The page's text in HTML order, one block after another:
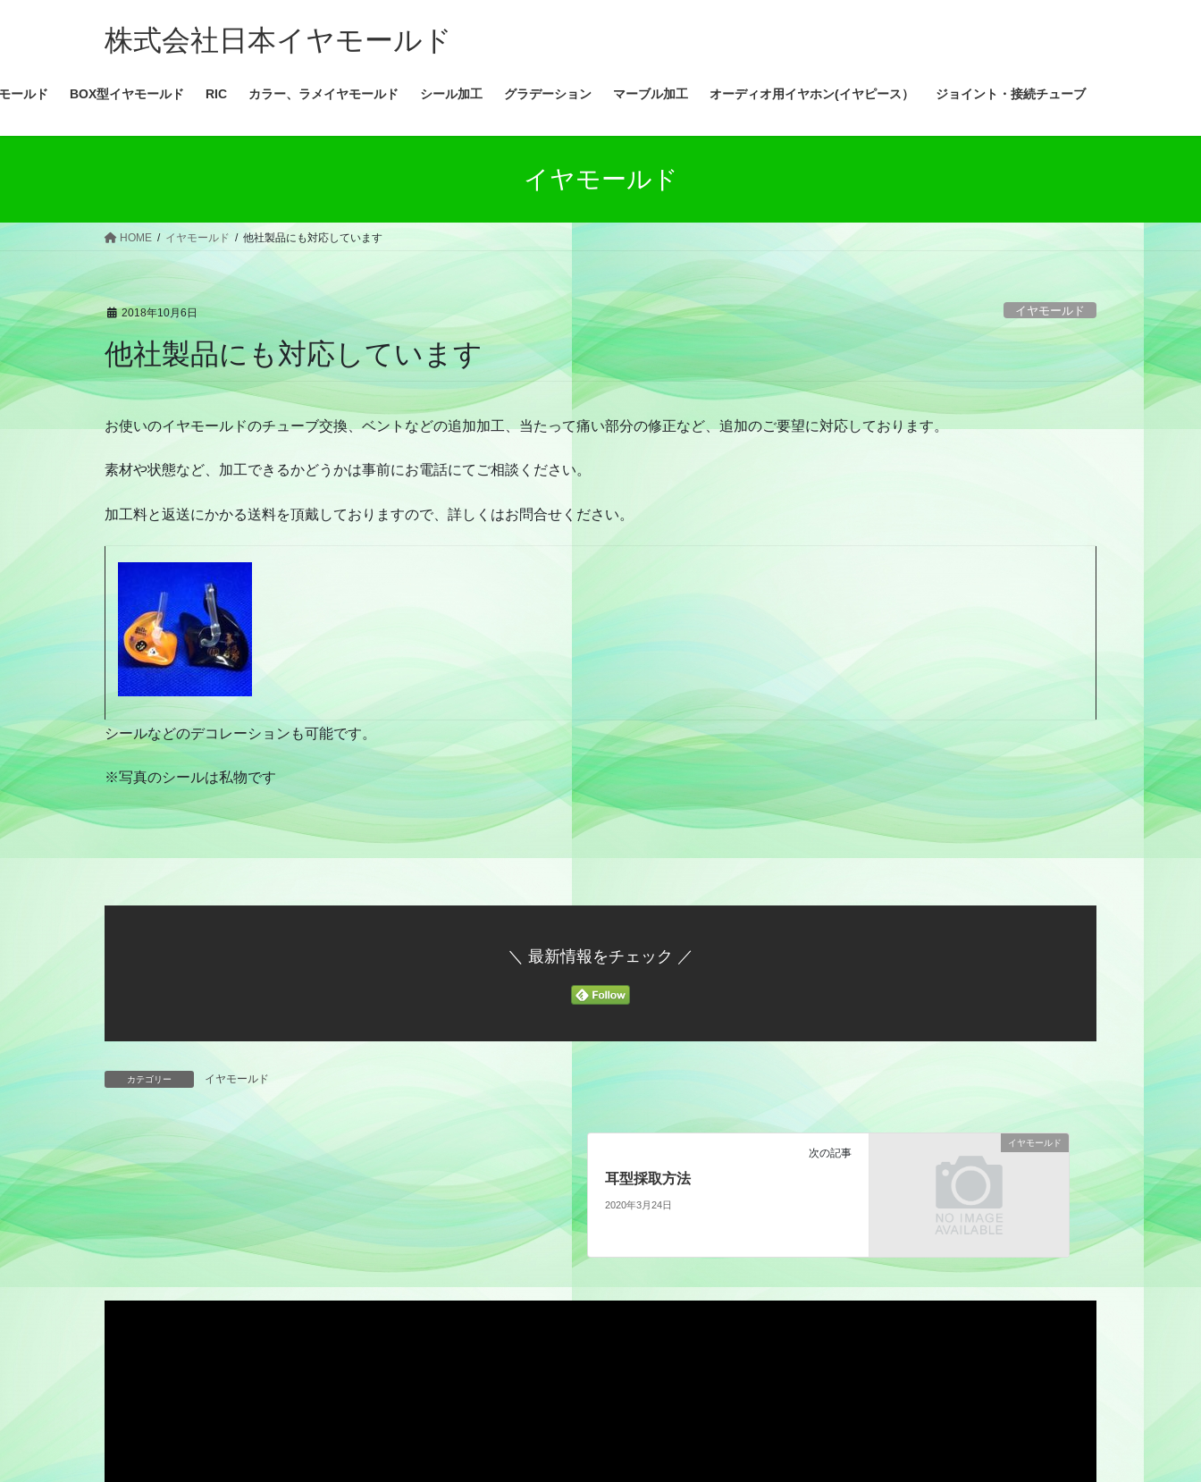
ツ
ス
シ
ン
株式会社日本イヤモールド
ールド BOX型イヤモールド RIC カラー、ラメイヤモールド シール加工 グラデーション マーブル加工 オーディオ用イヤホン(イヤピース） ジョイント・接続チューブ
イヤモールド
HOME イヤモールド 他社製品にも対応しています
2018年10月6日 イヤモールド
他社製品にも対応しています
お使いのイヤモールドのチューブ交換、ベントなどの追加加工、当たって痛い部分の修正など、追加のご要望に対応しております。
素材や状態など、加工できるかどうかは事前にお電話にてご相談ください。
加工料と返送にかかる送料を頂戴しておりますので、詳しくはお問合せください。
シールなどのデコレーションも可能です。
※写真のシールは私物です
＼ 最新情報をチェック ／
カテゴリー イヤモールド
イヤモールド
次の記事
耳型採取方法
2020年3月24日